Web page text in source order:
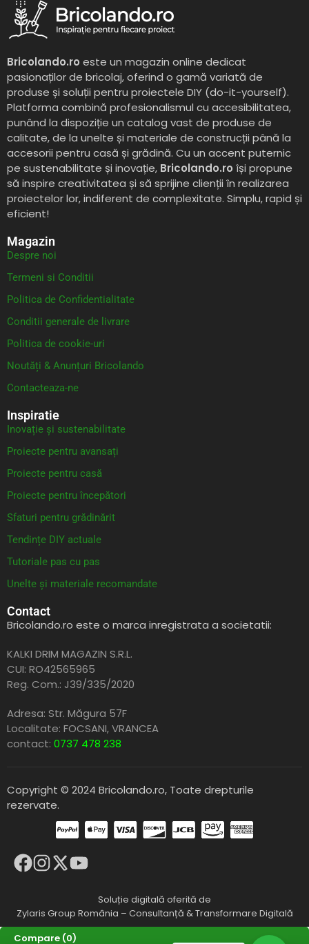
Bricolando.ro este un magazin online dedicat
pasionaților de bricolaj, oferind o gamă variată de
produse și soluții pentru proiectele DIY (do-it-yourself).
Platforma combină profesionalismul cu accesibilitatea,
punând la dispoziție un catalog vast de produse de
calitate, de la unelte și materiale de construcții până la
accesorii pentru casă și grădină. Cu un accent puternic
pe sustenabilitate și inovație, Bricolando.ro își propune
să inspire creativitatea și să sprijine clienții în realizarea
proiectelor lor, indiferent de complexitate. Simplu, rapid și
eficient!
Magazin
Despre noi
Termeni si Conditii
Politica de Confidentialitate
Conditii generale de livrare
Politica de cookie-uri
Noutăți & Anunțuri Bricolando
Contacteaza-ne
Inspiratie
Inovație și sustenabilitate
Proiecte pentru avansați
Proiecte pentru casă
Proiecte pentru începători
Sfaturi pentru grădinărit
Tendințe DIY actuale
Tutoriale pas cu pas
Unelte și materiale recomandate
Contact
Bricolando.ro este o marca inregistrata a societatii:
KALKI DRIM MAGAZIN S.R.L.
CUI: RO42565965
Reg. Com.: J39/335/2020
Adresa: Str. Măgura 57F
Localitate: FOCSANI,VRANCEA
contact: 0737 478 238
Copyright © 2024 Bricolando.ro, Toate drepturile
rezervate.
Soluție digitală oferită de
Zylaris Group România – Consultanță & Transformare Digitală
Compare (0)